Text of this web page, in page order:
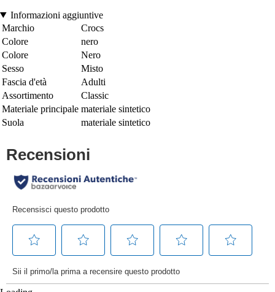
Informazioni aggiuntive
Marchio
Crocs
Colore
nero
Colore
Nero
Sesso
Misto
Fascia d'età
Adulti
Assortimento
Classic
Materiale principale materiale sintetico
Suola
materiale sintetico